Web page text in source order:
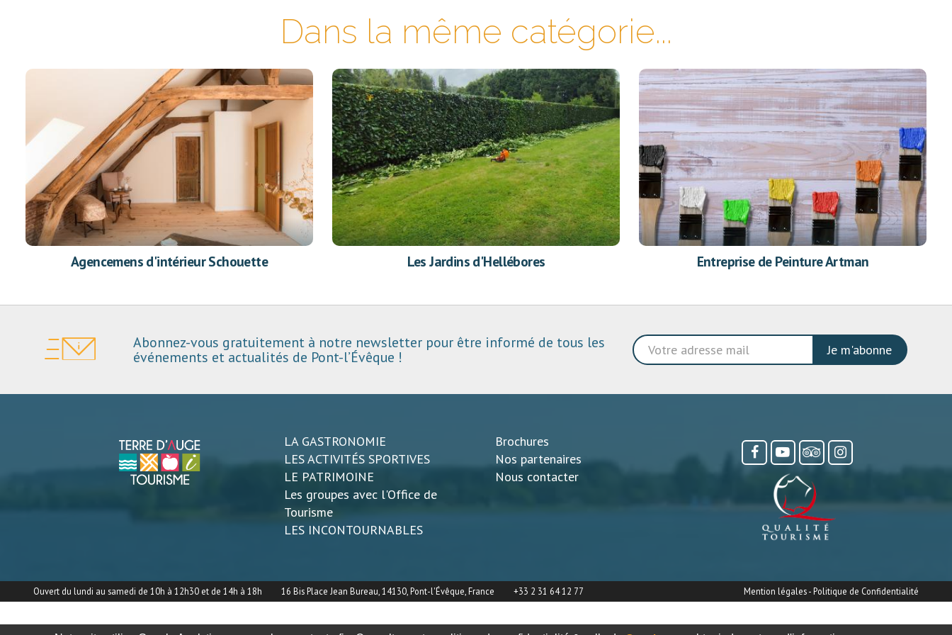
Dans la même catégorie...
Agencemens d'intérieur Schouette Les Jardins d'Hellébores Entreprise de Peinture Artman
Abonnez-vous gratuitement à notre newsletter pour être informé de tous les
événements et actualités de Pont-l’Évêque !
Je m'abonne
LA GASTRONOMIE
LES ACTIVITÉS SPORTIVES
LE PATRIMOINE
Les groupes avec l'Office de
Tourisme
LES INCONTOURNABLES
Brochures
Nos partenaires
Nous contacter
Ouvert du lundi au samedi de 10h à 12h30 et de 14h à 18h 16 Bis Place Jean Bureau, 14130, Pont-l'Évêque, France +33 2 31 64 12 77 Mention légales-Politique de Confidentialité